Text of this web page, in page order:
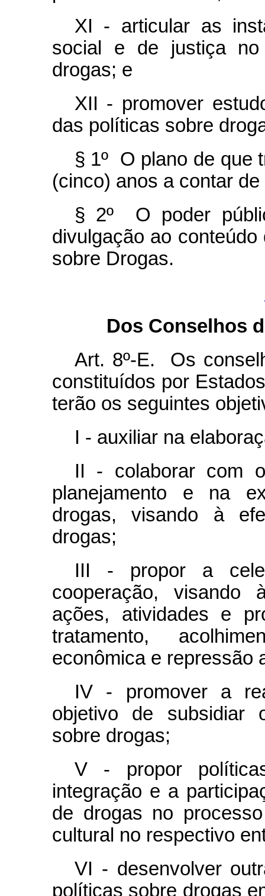
XI - articular as
social e de justiça no
drogas; e
XII - promover
das políticas sobre
§ 1º O plano de que
(cinco) anos a contar
§ 2º O poder
divulgação ao
sobre Drogas.
Dos Conselhos
Art. 8º-E. Os
constituídos por
terão os seguintes
I - auxiliar na
II - colaborar com
planejamento e na
drogas, visando à
drogas;
III - propor a
cooperação, visando
ações, atividades e
tratamento,
econômica e repressão
IV - promover a
objetivo de subsidiar
sobre drogas;
V - propor
integração e a
de drogas no
cultural no respectivo
VI - desenvolver
políticas sobre drogas